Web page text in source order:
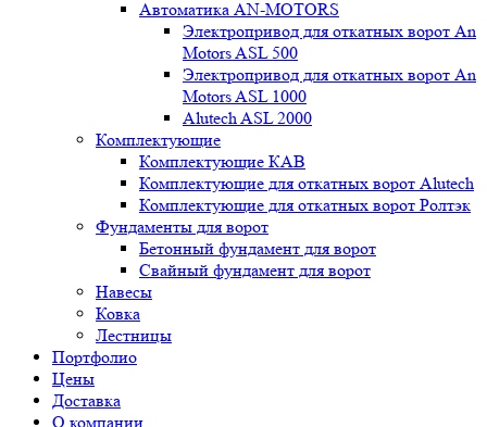
Автоматика AN-MOTORS
Электропривод для откатных ворот An
Motors ASL 500
Электропривод для откатных ворот An
Motors ASL 1000
Alutech ASL 2000
Комплектующие
Комплектующие КАВ
Комплектующие для откатных ворот Alutech
Комплектующие для откатных ворот Ролтэк
Фундаменты для ворот
Бетонный фундамент для ворот
Свайный фундамент для ворот
Навесы
Ковка
Лестницы
Портфолио
Цены
Доставка
О компании